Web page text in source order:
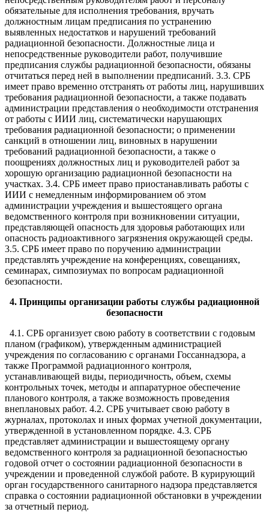
обязательные для исполнения требования, вручать
должностным лицам предписания по устранению
выявленных недостатков и нарушений требований
радиационной безопасности. Должностные лица и
непосредственные руководители работ, получившие
предписания службы радиационной безопасности, обязаны
отчитаться перед ней в выполнении предписаний. 3.3. СРБ
имеет право временно отстранять от работы лиц, нарушивших
требования радиационной безопасности, а также подавать
администрации представления о необходимости отстранения
от работы с ИИИ лиц, систематически нарушающих
требования радиационной безопасности; о применении
санкций в отношении лиц, виновных в нарушении
требований радиационной безопасности, а также о
поощрениях должностных лиц и руководителей работ за
хорошую организацию радиационной безопасности на
участках. 3.4. СРБ имеет право приостанавливать работы с
ИИИ с немедленным информированием об этом
администрации учреждения и вышестоящего органа
ведомственного контроля при возникновении ситуации,
представляющей опасность для здоровья работающих или
опасность радиоактивного загрязнения окружающей среды.
3.5. СРБ имеет право по поручению администрации
представлять учреждение на конференциях, совещаниях,
семинарах, симпозиумах по вопросам радиационной
безопасности.
4. Принципы организации работы службы радиационной
безопасности
4.1. СРБ организует свою работу в соответствии с годовым
планом (графиком), утвержденным администрацией
учреждения по согласованию с органами Госсаннадзора, а
также Программой радиационного контроля,
устанавливающей виды, периодичность, объем, схемы
контрольных точек, методы и аппаратурное обеспечение
планового контроля, а также возможность проведения
внеплановых работ. 4.2. СРБ учитывает свою работу в
журналах, протоколах и иных формах учетной документации,
утвержденной в установленном порядке. 4.3. СРБ
представляет администрации и вышестоящему органу
ведомственного контроля за радиационной безопасностью
годовой отчет о состоянии радиационной безопасности в
учреждении и проведенной службой работе. В курирующий
орган государственного санитарного надзора представляется
справка о состоянии радиационной обстановки в учреждении
за отчетный период.